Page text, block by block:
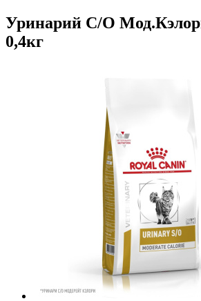
Уринарий С/О
0,4кг